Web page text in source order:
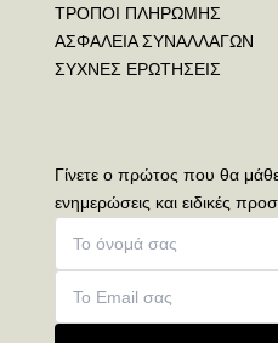
ΤΡΟΠΟΙ ΠΛΗΡΩΜΗΣ
ΑΣΦΑΛΕΙΑ ΣΥΝΑΛΛΑΓΩΝ
ΣΥΧΝΕΣ ΕΡΩΤΗΣΕΙΣ
Γίνετε ο πρώτος που θα
ενημερώσεις και ειδικές